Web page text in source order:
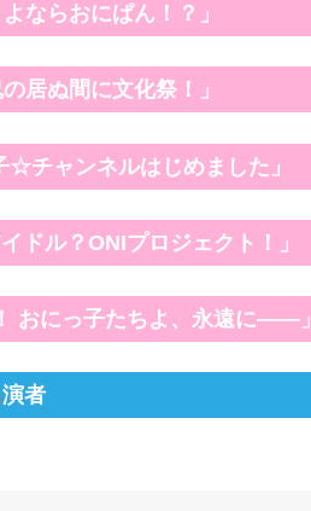
ならおにぱん！？」
居ぬ間に文化祭！」
チャンネルはじめました」
ドル？ONIプロジェクト！」
おにっ子たちよ、永遠に――」
者